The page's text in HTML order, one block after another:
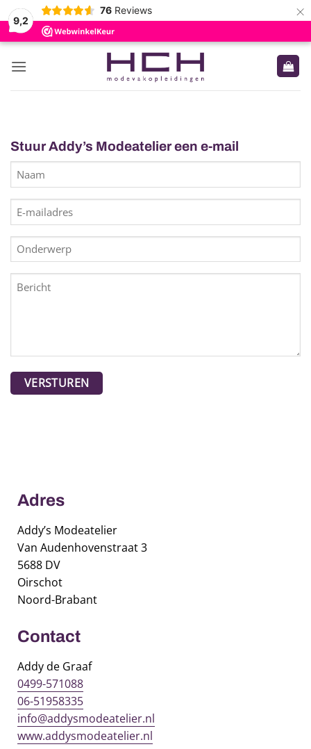
9,2
76 Reviews ×
Ga
naar
Stuur Addy’s Modeatelier een e-mail
Naam
E-
mailadres
Onderwerp
Bericht
Adres
Addy’s Modeatelier
Van Audenhovenstraat 3
5688 DV
Oirschot
Noord-Brabant
Contact
Addy de Graaf
0499-571088
06-51958335
info@addysmodeatelier.nl
www.addysmodeatelier.nl